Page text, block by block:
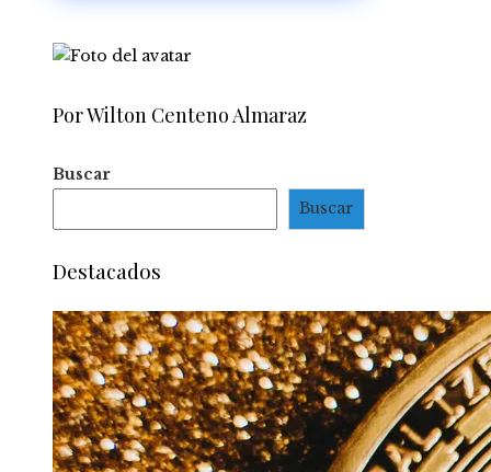
Por Wilton Centeno Almaraz
Buscar
Buscar
Destacados